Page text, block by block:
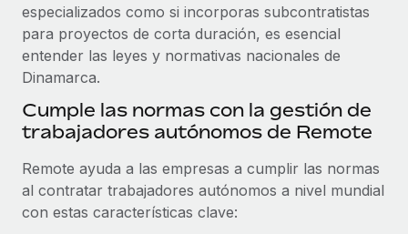
Comprobaciones de antecedentes
Simplifica los procesos de cribado de candidatos.
Adelántate a los riesgos de cumplimiento
normativo.
Gestión de dispositivos
Proporciona dispositivos tecnológicos y contrólalos
en todo el mundo.
Nómina global
Contractor Management
Impuestos
Explora el blog
especializados como si incorporas subcontratistas
para proyectos de corta duración, es esencial
entender las leyes y normativas nacionales de
Dinamarca.
Cumple las normas con la gestión de
trabajadores autónomos de Remote
Remote ayuda a las empresas a cumplir las normas
al contratar trabajadores autónomos a nivel mundial
con estas características clave: